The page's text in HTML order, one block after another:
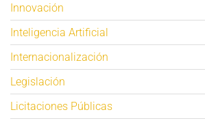
Innovación
Inteligencia Artificial
Internacionalización
Legislación
Licitaciones Públicas